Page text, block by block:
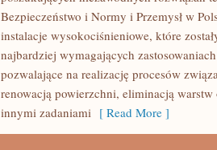
Bezpieczeństwo i Normy i Przemysł w
instalacje wysokociśnieniowe, które
najbardziej wymagających
pozwalające na realizację procesów
renowacją powierzchni, eliminacją
innymi zadaniami [ Read More ]